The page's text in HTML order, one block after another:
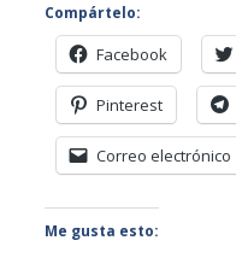
Compártelo:
Facebook
Pinterest
Correo electrónico
Me gusta esto: